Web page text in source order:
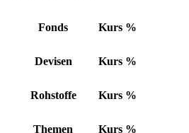
Fonds Kurs %
Devisen Kurs %
Rohstoffe Kurs %
Themen Kurs %